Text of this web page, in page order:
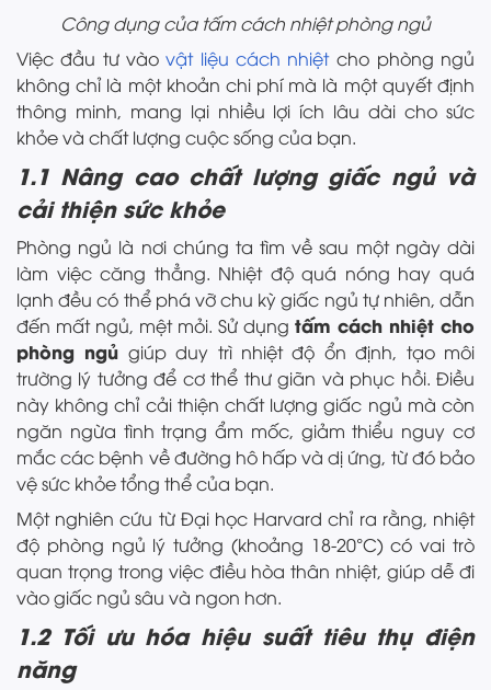
Công dụng của tấm cách nhiệt phòng ngủ
Việc đầu tư vàovật liệu cách nhiệt cho phòng ngủ
không chỉ là một khoản chi phí mà là một quyết định
thông minh, mang lại nhiều lợi ích lâu dài cho sức
khỏe và chất lượng cuộc sống của bạn.
1.1 Nâng cao chất lượng giấc ngủ và
cải thiện sức khỏe
Phòng ngủ là nơi chúng ta tìm về sau một ngày dài
làm việc căng thẳng. Nhiệt độ quá nóng hay quá
lạnh đều có thể phá vỡ chu kỳ giấc ngủ tự nhiên, dẫn
đến mất ngủ, mệt mỏi. Sử dụng tấm cách nhiệt cho
phòng ngủ giúp duy trì nhiệt độ ổn định, tạo môi
trường lý tưởng để cơ thể thư giãn và phục hồi. Điều
này không chỉ cải thiện chất lượng giấc ngủ mà còn
ngăn ngừa tình trạng ẩm mốc, giảm thiểu nguy cơ
mắc các bệnh về đường hô hấp và dị ứng, từ đó bảo
vệ sức khỏe tổng thể của bạn.
Một nghiên cứu từ Đại học Harvard chỉ ra rằng, nhiệt
độ phòng ngủ lý tưởng (khoảng 18-20°C) có vai trò
quan trọng trong việc điều hòa thân nhiệt, giúp dễ đi
vào giấc ngủ sâu và ngon hơn.
1.2 Tối ưu hóa hiệu suất tiêu thụ điện
năng